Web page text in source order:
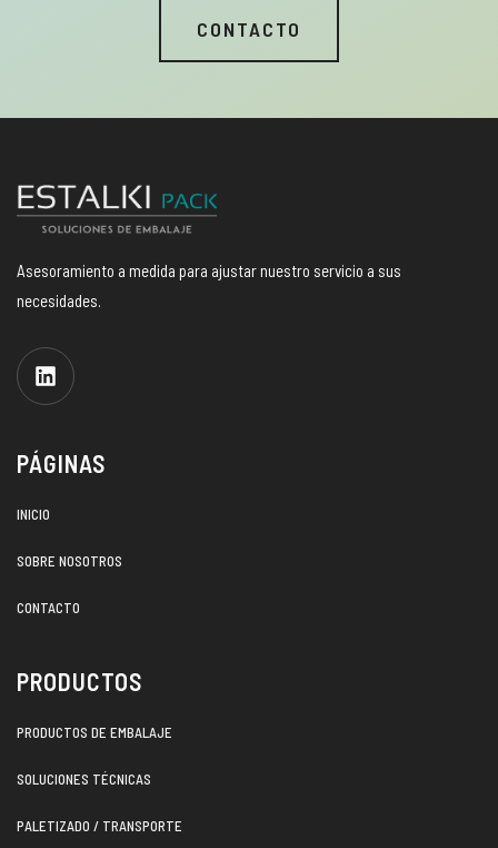
CONTACTO
Asesoramiento a medida para ajustar nuestro servicio a sus
necesidades.
PÁGINAS
INICIO
SOBRE NOSOTROS
CONTACTO
PRODUCTOS
PRODUCTOS DE EMBALAJE
SOLUCIONES TÉCNICAS
PALETIZADO / TRANSPORTE